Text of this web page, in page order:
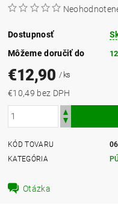
Dostupnosť
Môžeme doručiť do
€12,90 / ks
€10,49 bez DPH
KÓD TOVARU
KATEGÓRIA
Otázka